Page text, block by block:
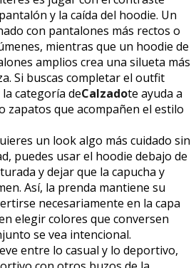
y la caída del hoodie. Un
con pantalones más rectos o
mientras que un hoodie de
amplios crea una silueta más
Si buscas completar el outfit
categoría deCalzadote ayuda a
zapatos que acompañen el estilo
un look algo más cuidado sin
puedes usar el hoodie debajo de
y dejar que la capucha y
Así, la prenda mantiene su
necesariamente en la capa
elegir colores que conversen
se vea intencional.
entre lo casual y lo deportivo,